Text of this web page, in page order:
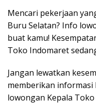
Mencari pekerjaan
Buru Selatan? Info
buat kamu!
Toko Indomaret
Jangan lewatkan
memberikan
lowongan Kepala